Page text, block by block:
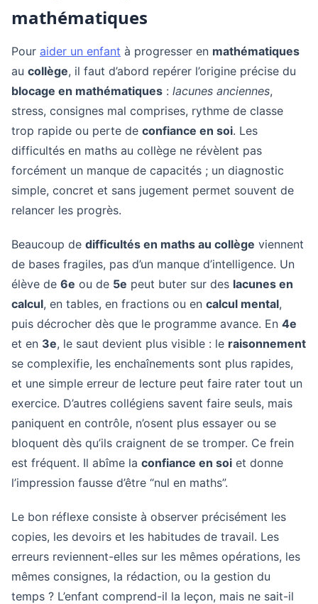
mathématiques
Pour aider un enfant à progresser en mathématiques
au collège, il faut d’abord repérer l’origine précise du
blocage en mathématiques : lacunes anciennes,
stress, consignes mal comprises, rythme de classe
trop rapide ou perte de confiance en soi. Les
difficultés en maths au collège ne révèlent pas
forcément un manque de capacités ; un diagnostic
simple, concret et sans jugement permet souvent de
relancer les progrès.
Beaucoup de difficultés en maths au collège viennent
de bases fragiles, pas d’un manque d’intelligence. Un
élève de 6e ou de 5e peut buter sur des lacunes en
calcul, en tables, en fractions ou en calcul mental,
puis décrocher dès que le programme avance. En 4e
et en 3e, le saut devient plus visible : le raisonnement
se complexifie, les enchaînements sont plus rapides,
et une simple erreur de lecture peut faire rater tout un
exercice. D’autres collégiens savent faire seuls, mais
paniquent en contrôle, n’osent plus essayer ou se
bloquent dès qu’ils craignent de se tromper. Ce frein
est fréquent. Il abîme la confiance en soi et donne
l’impression fausse d’être “nul en maths”.
Le bon réflexe consiste à observer précisément les
copies, les devoirs et les habitudes de travail. Les
erreurs reviennent-elles sur les mêmes opérations, les
mêmes consignes, la rédaction, ou la gestion du
temps ? L’enfant comprend-il la leçon, mais ne sait-il